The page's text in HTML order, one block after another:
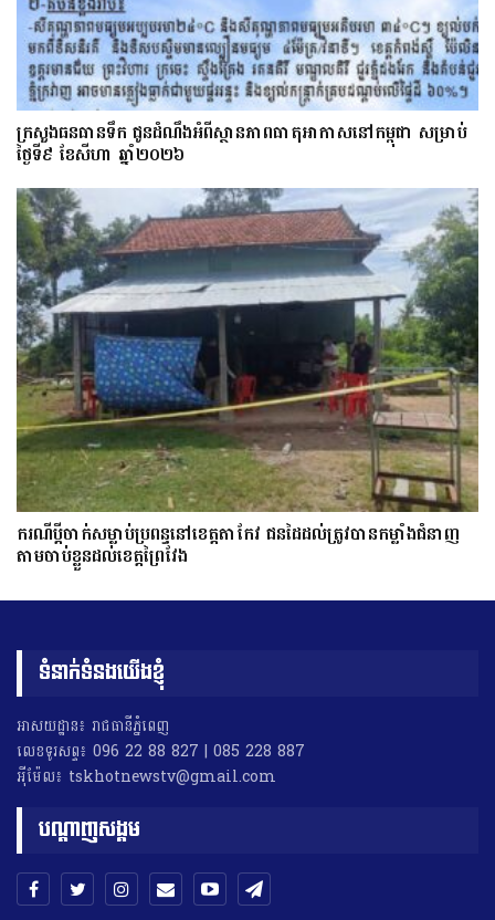
ក្រសួងធនធានទឹក ជូនដំណឹងអំពីស្ថានភាពធាតុអាកាសនៅកម្ពុជា សម្រាប់
ថ្ងៃទី៩ ខែសីហា ឆ្នាំ២០២៦
ករណីប្ដីចាក់សម្លាប់ប្រពន្ធនៅខេត្តតាកែវ ជនដៃដល់ត្រូវបានកម្លាំងជំនាញ
តាមចាប់ខ្លួនដល់ខេត្តព្រៃវែង
ទំនាក់ទំនងយើងខ្ញុំ
អាសយដ្ឋាន៖ រាជធានីភ្នំពេញ
លេខទូរសព្ទ៖ 096 22 88 827 | 085 228 887
អុីម៉ែល៖ tskhotnewstv@gmail.com
បណ្តាញសង្គម